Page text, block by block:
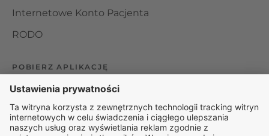
Internetowe Konto Pacjenta
RODO
POBIERZ APLIKACJĘ
Organizator udzielania świadczeń telemedycznych jest